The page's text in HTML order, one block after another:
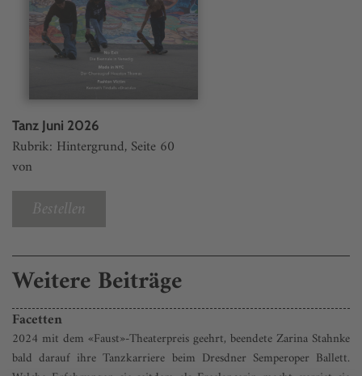
Tanz Juni 2026
Rubrik: Hintergrund, Seite 60
von
Bestellen
Weitere Beiträge
Facetten
2024 mit dem «Faust»-Theaterpreis geehrt, beendete Zarina Stahnke
bald darauf ihre Tanzkarriere beim Dresdner Semperoper Ballett.